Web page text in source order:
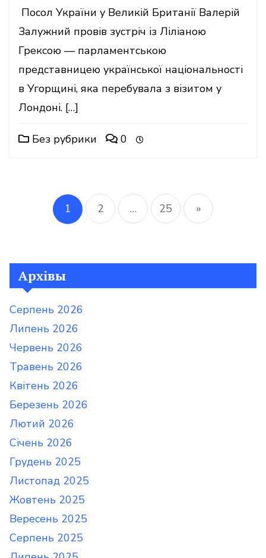
Посол України у Великій Британії Валерій
Залужний провів зустріч із Ліліаною
Грексою — парламентською
представницею української національності
в Угорщині, яка перебувала з візитом у
Лондоні. […]
Без рубрики 0
Пагінація
записів
1 2 … 25 »
Архівы
Серпень 2026
Липень 2026
Червень 2026
Травень 2026
Квітень 2026
Березень 2026
Лютий 2026
Січень 2026
Грудень 2025
Листопад 2025
Жовтень 2025
Вересень 2025
Серпень 2025